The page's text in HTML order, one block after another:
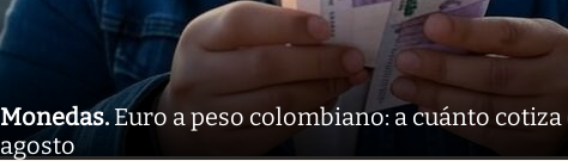
Monedas.Euro a peso colombiano: a cuánto cotiza
agosto